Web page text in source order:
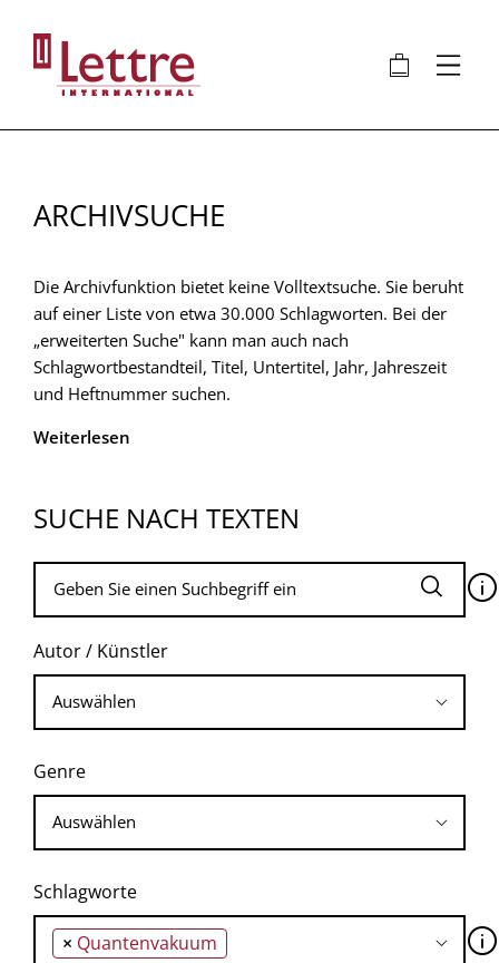
Inhalt
🛍 ⋮
ARCHIVSUCHE
Die Archivfunktion bietet keine Volltextsuche. Sie beruht
auf einer Liste von etwa 30.000 Schlagworten. Bei der
„erweiterten Suche" kann man auch nach
Schlagwortbestandteil, Titel, Untertitel, Jahr, Jahreszeit
und Heftnummer suchen.
Weiterlesen
SUCHE NACH TEXTEN
🛈
Autor / Künstler
Genre
Schlagworte
× Quantenvakuum 🛈